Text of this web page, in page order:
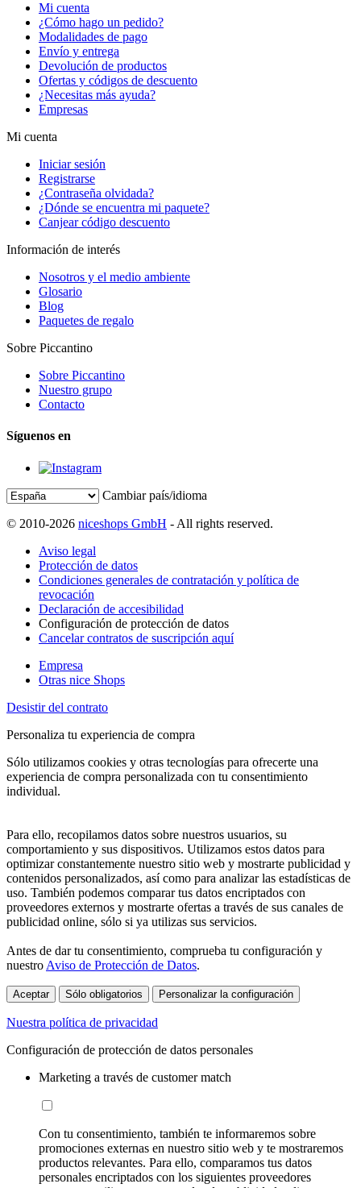
Mi cuenta
¿Cómo hago un pedido?
Modalidades de pago
Envío y entrega
Devolución de productos
Ofertas y códigos de descuento
¿Necesitas más ayuda?
Empresas
Mi cuenta
Iniciar sesión
Registrarse
¿Contraseña olvidada?
¿Dónde se encuentra mi paquete?
Canjear código descuento
Información de interés
Nosotros y el medio ambiente
Glosario
Blog
Paquetes de regalo
Sobre Piccantino
Sobre Piccantino
Nuestro grupo
Contacto
Síguenos en
Cambiar país/idioma
© 2010-2026 niceshops GmbH - All rights reserved.
Aviso legal
Protección de datos
Condiciones generales de contratación y política de
revocación
Declaración de accesibilidad
Configuración de protección de datos
Cancelar contratos de suscripción aquí
Empresa
Otras nice Shops
Desistir del contrato
Personaliza tu experiencia de compra
Sólo utilizamos cookies y otras tecnologías para ofrecerte una
experiencia de compra personalizada con tu consentimiento
individual.
Para ello, recopilamos datos sobre nuestros usuarios, su
comportamiento y sus dispositivos. Utilizamos estos datos para
optimizar constantemente nuestro sitio web y mostrarte publicidad y
contenidos personalizados, así como para analizar las estadísticas de
uso. También podemos comparar tus datos encriptados con
proveedores externos y mostrarte ofertas a través de sus canales de
publicidad online, sólo si ya utilizas sus servicios.
Antes de dar tu consentimiento, comprueba tu configuración y
nuestro Aviso de Protección de Datos.
Aceptar Sólo obligatorios Personalizar la configuración
Nuestra política de privacidad
Configuración de protección de datos personales
Marketing a través de customer match
Con tu consentimiento, también te informaremos sobre
promociones externas en nuestro sitio web y te mostraremos
productos relevantes. Para ello, comparamos tus datos
personales encriptados con los siguientes proveedores